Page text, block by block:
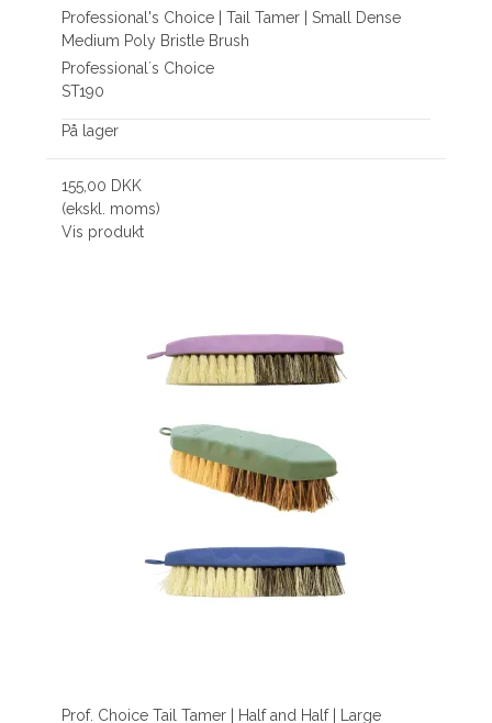
Professional's Choice | Tail Tamer | Small Dense
Medium Poly Bristle Brush
Professional´s Choice
ST190
På lager
155,00 DKK
(ekskl. moms)
Vis produkt
Prof. Choice Tail Tamer | Half and Half | Large